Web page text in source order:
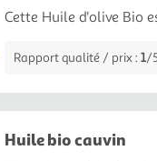
Cette Huile d'olive Bio
Rapport qualité / prix : 1/
Huile bio cauvin